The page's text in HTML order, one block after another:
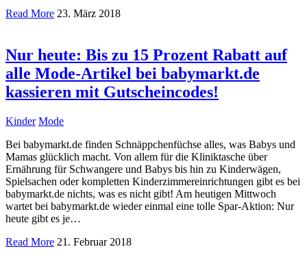
Read More 23. März 2018
Nur heute: Bis zu 15 Prozent Rabatt auf
alle Mode-Artikel bei babymarkt.de
kassieren mit Gutscheincodes!
Kinder Mode
Bei babymarkt.de finden Schnäppchenfüchse alles, was Babys und
Mamas glücklich macht. Von allem für die Kliniktasche über
Ernährung für Schwangere und Babys bis hin zu Kinderwägen,
Spielsachen oder kompletten Kinderzimmereinrichtungen gibt es bei
babymarkt.de nichts, was es nicht gibt! Am heutigen Mittwoch
wartet bei babymarkt.de wieder einmal eine tolle Spar-Aktion: Nur
heute gibt es je…
Read More 21. Februar 2018